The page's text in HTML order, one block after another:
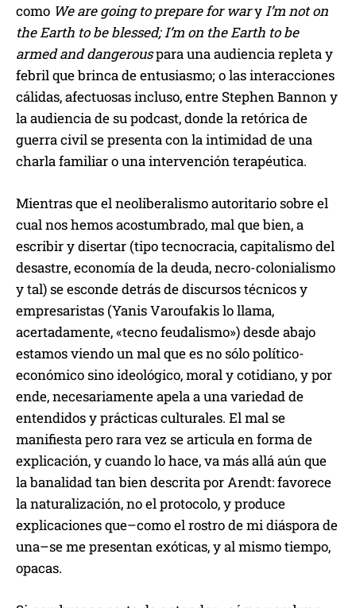
como We are going to prepare for waryI’m not on
the Earth to be blessed; I’m on the Earth to be
armed and dangerouspara una audiencia repleta y
febril que brinca de entusiasmo; o las interacciones
cálidas, afectuosas incluso, entre Stephen Bannon y
la audiencia de su podcast, donde la retórica de
guerra civil se presenta con la intimidad de una
charla familiar o una intervención terapéutica.
Mientras que el neoliberalismo autoritario sobre el
cual nos hemos acostumbrado, mal que bien, a
escribir y disertar (tipo tecnocracia, capitalismo del
desastre, economía de la deuda, necro-colonialismo
y tal) se esconde detrás de discursos técnicos y
empresaristas (Yanis Varoufakis lo llama,
acertadamente, «tecno feudalismo») desde abajo
estamos viendo un mal que es no sólo político-
económico sino ideológico, moral y cotidiano, y por
ende, necesariamente apela a una variedad de
entendidos y prácticas culturales. El mal se
manifiesta pero rara vez se articula en forma de
explicación, y cuando lo hace, va más allá aún que
la banalidad tan bien descrita por Arendt: favorece
la naturalización, no el protocolo, y produce
explicaciones que–como el rostro de mi diáspora de
una–se me presentan exóticas, y al mismo tiempo,
opacas.